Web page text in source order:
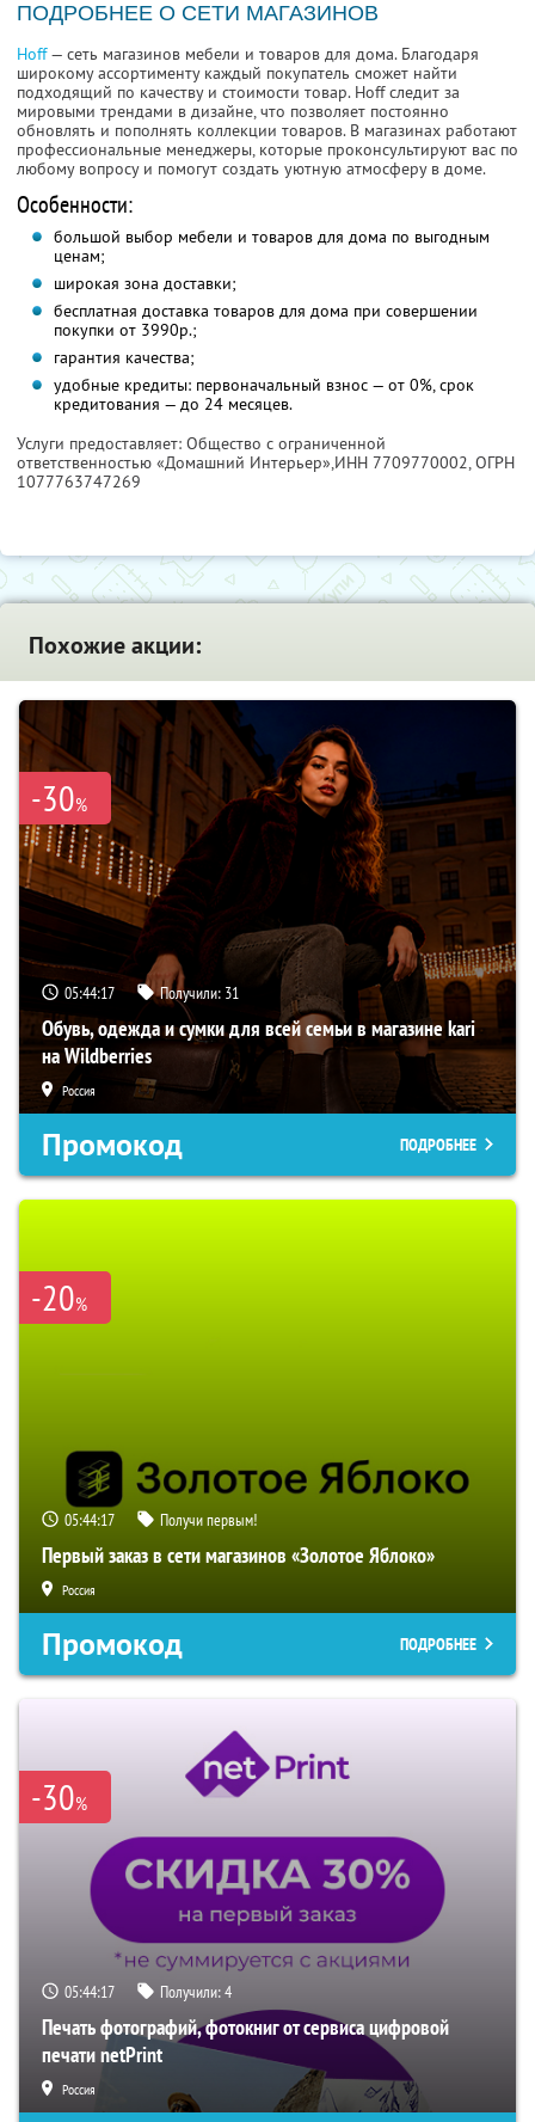
ПОДРОБНЕЕ О СЕТИ МАГАЗИНОВ
Hoff— сеть магазинов мебели и товаров для дома. Благодаря
широкому ассортименту каждый покупатель сможет найти
подходящий по качеству и стоимости товар. Hoff следит за
мировыми трендами в дизайне, что позволяет постоянно
обновлять и пополнять коллекции товаров. В магазинах работают
профессиональные менеджеры, которые проконсультируют вас по
любому вопросу и помогут создать уютную атмосферу в доме.
Особенности:
большой выбор мебели и товаров для дома по выгодным
ценам;
широкая зона доставки;
бесплатная доставка товаров для дома при совершении
покупки от 3990р.;
гарантия качества;
удобные кредиты: первоначальный взнос — от 0%, срок
кредитования — до 24 месяцев.
Услуги предоставляет: Общество с ограниченной
ответственностью «Домашний Интерьер»,ИНН 7709770002, ОГРН
1077763747269
Похожие акции:
-30%
05:44:16 Получили: 31
Обувь, одежда и сумки для всей семьи в магазине kari
на Wildberries
Россия
Промокод ПОДРОБНЕЕ
-20%
05:44:16 Получи первым!
Первый заказ в сети магазинов «Золотое Яблоко»
Россия
Промокод ПОДРОБНЕЕ
-30%
05:44:16 Получили:4
Печать фотографий, фотокниг от сервиса цифровой
печати netPrint
Россия